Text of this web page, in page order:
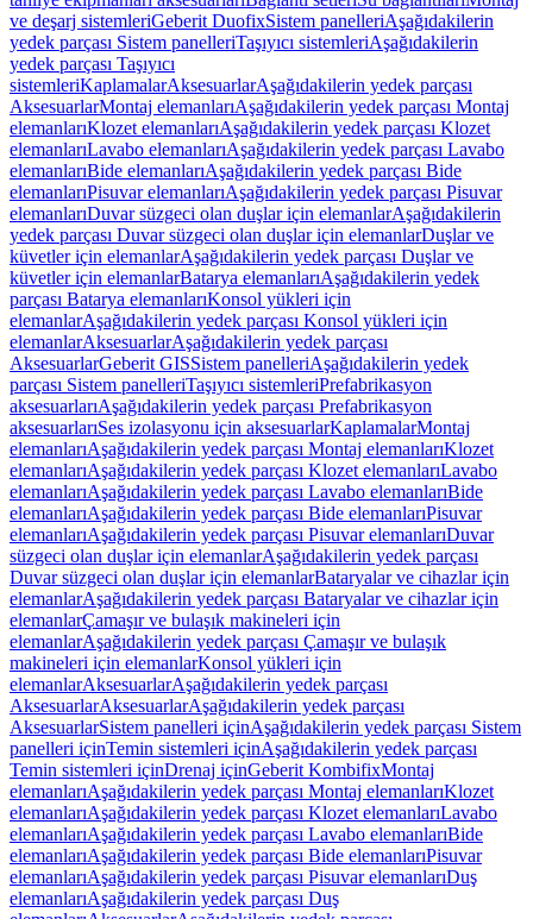
ve deşarj sistemleriGeberit DuofixSistem panelleriAşağıdakilerin
yedek parçası Sistem panelleriTaşıyıcı sistemleriAşağıdakilerin
yedek parçası Taşıyıcı
sistemleriKaplamalarAksesuarlarAşağıdakilerin yedek parçası
AksesuarlarMontaj elemanlarıAşağıdakilerin yedek parçası Montaj
elemanlarıKlozet elemanlarıAşağıdakilerin yedek parçası Klozet
elemanlarıLavabo elemanlarıAşağıdakilerin yedek parçası Lavabo
elemanlarıBide elemanlarıAşağıdakilerin yedek parçası Bide
elemanlarıPisuvar elemanlarıAşağıdakilerin yedek parçası Pisuvar
elemanlarıDuvar süzgeci olan duşlar için elemanlarAşağıdakilerin
yedek parçası Duvar süzgeci olan duşlar için elemanlarDuşlar ve
küvetler için elemanlarAşağıdakilerin yedek parçası Duşlar ve
küvetler için elemanlarBatarya elemanlarıAşağıdakilerin yedek
parçası Batarya elemanlarıKonsol yükleri için
elemanlarAşağıdakilerin yedek parçası Konsol yükleri için
elemanlarAksesuarlarAşağıdakilerin yedek parçası
AksesuarlarGeberit GISSistem panelleriAşağıdakilerin yedek
parçası Sistem panelleriTaşıyıcı sistemleriPrefabrikasyon
aksesuarlarıAşağıdakilerin yedek parçası Prefabrikasyon
aksesuarlarıSes izolasyonu için aksesuarlarKaplamalarMontaj
elemanlarıAşağıdakilerin yedek parçası Montaj elemanlarıKlozet
elemanlarıAşağıdakilerin yedek parçası Klozet elemanlarıLavabo
elemanlarıAşağıdakilerin yedek parçası Lavabo elemanlarıBide
elemanlarıAşağıdakilerin yedek parçası Bide elemanlarıPisuvar
elemanlarıAşağıdakilerin yedek parçası Pisuvar elemanlarıDuvar
süzgeci olan duşlar için elemanlarAşağıdakilerin yedek parçası
Duvar süzgeci olan duşlar için elemanlarBataryalar ve cihazlar için
elemanlarAşağıdakilerin yedek parçası Bataryalar ve cihazlar için
elemanlarÇamaşır ve bulaşık makineleri için
elemanlarAşağıdakilerin yedek parçası Çamaşır ve bulaşık
makineleri için elemanlarKonsol yükleri için
elemanlarAksesuarlarAşağıdakilerin yedek parçası
AksesuarlarAksesuarlarAşağıdakilerin yedek parçası
AksesuarlarSistem panelleri içinAşağıdakilerin yedek parçası Sistem
panelleri içinTemin sistemleri içinAşağıdakilerin yedek parçası
Temin sistemleri içinDrenaj içinGeberit KombifixMontaj
elemanlarıAşağıdakilerin yedek parçası Montaj elemanlarıKlozet
elemanlarıAşağıdakilerin yedek parçası Klozet elemanlarıLavabo
elemanlarıAşağıdakilerin yedek parçası Lavabo elemanlarıBide
elemanlarıAşağıdakilerin yedek parçası Bide elemanlarıPisuvar
elemanlarıAşağıdakilerin yedek parçası Pisuvar elemanlarıDuş
elemanlarıAşağıdakilerin yedek parçası Duş